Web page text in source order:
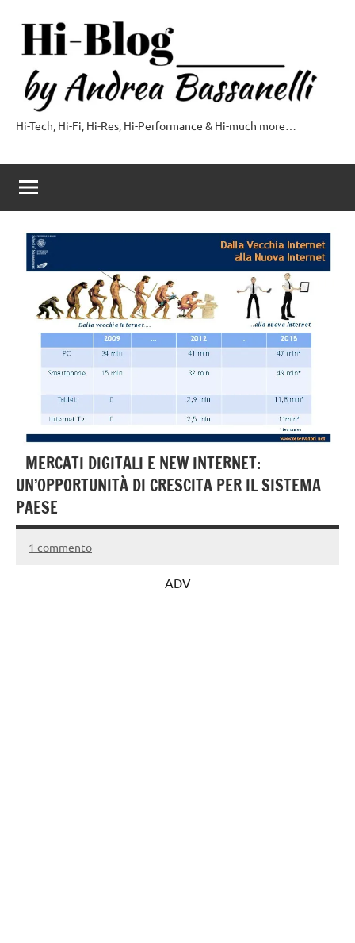
contenuto
Hi-
Blog
by
Andrea
Bassanelli
Hi-Tech, Hi-Fi, Hi-Res, Hi-Performance & Hi-much more…
MERCATI DIGITALI E NEW INTERNET:
UN’OPPORTUNITÀ DI CRESCITA PER IL SISTEMA
PAESE
1
Andrea
1 commento
ADV